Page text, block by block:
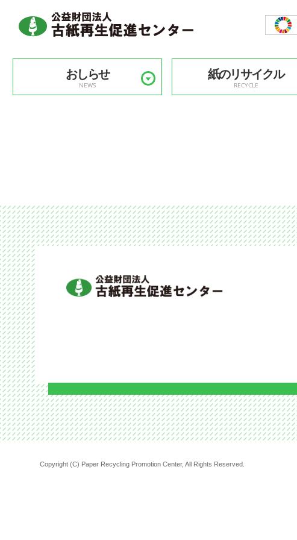
おしらせ
NEWS
紙のリサイクル
RECYCLE
Copyright (C) Paper Recycling Promotion Center, All Rights Reserved.